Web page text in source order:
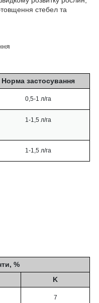
стебел та
Норма застосування
0,5-1 л/га
1-1,5 л/га
1-1,5 л/га
%
K
7